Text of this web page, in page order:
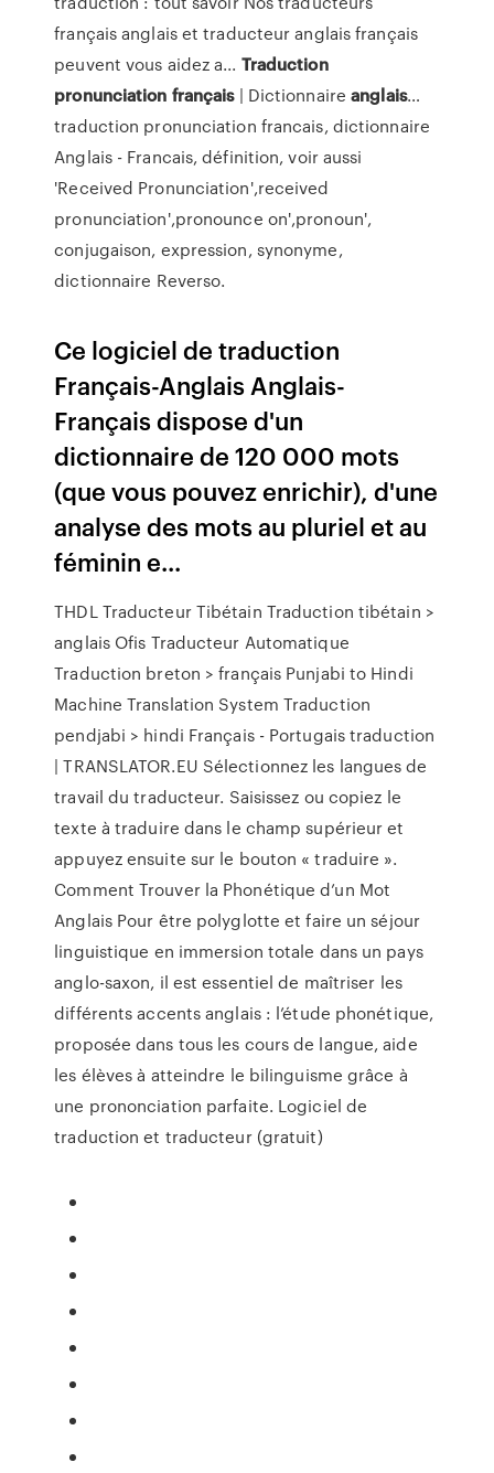
français anglais et traducteur anglais français
peuvent vous aidez a... Traduction
pronunciation français| Dictionnaireanglais…
traduction pronunciation francais, dictionnaire
Anglais - Francais, définition, voir aussi
'Received Pronunciation',received
pronunciation',pronounce on',pronoun',
conjugaison, expression, synonyme,
dictionnaire Reverso.
Ce logiciel de traduction
Français-Anglais Anglais-
Français dispose d'un
dictionnaire de 120 000 mots
(que vous pouvez enrichir), d'une
analyse des mots au pluriel et au
féminin e...
THDL Traducteur Tibétain Traduction tibétain >
anglais Ofis Traducteur Automatique
Traduction breton > français Punjabi to Hindi
Machine Translation System Traduction
pendjabi > hindi Français - Portugais traduction
| TRANSLATOR.EU Sélectionnez les langues de
travail du traducteur. Saisissez ou copiez le
texte à traduire dans le champ supérieur et
appuyez ensuite sur le bouton « traduire ».
Comment Trouver la Phonétique d’un Mot
Anglais Pour être polyglotte et faire un séjour
linguistique en immersion totale dans un pays
anglo-saxon, il est essentiel de maîtriser les
différents accents anglais : l’étude phonétique,
proposée dans tous les cours de langue, aide
les élèves à atteindre le bilinguisme grâce à
une prononciation parfaite. Logiciel de
traduction et traducteur (gratuit)